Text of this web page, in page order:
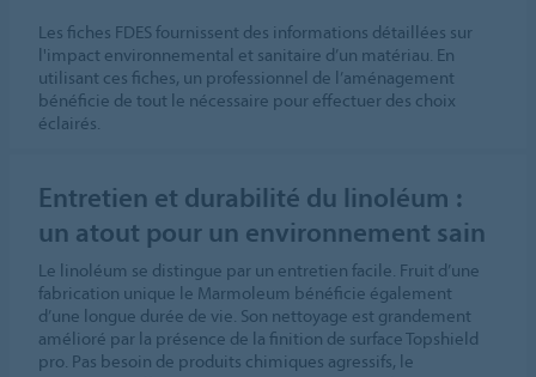
Les fiches FDES fournissent des informations détaillées sur
l'impact environnemental et sanitaire d’un matériau. En
utilisant ces fiches, un professionnel de l’aménagement
bénéficie de tout le nécessaire pour effectuer des choix
éclairés. ​
Entretien et durabilité du linoléum :
un atout pour un environnement sain
Le linoléum se distingue par un entretien facile. Fruit d’une
fabrication unique le Marmoleum bénéficie également
d’une longue durée de vie. Son nettoyage est grandement
amélioré par la présence de la finition de surface Topshield
pro. Pas besoin de produits chimiques agressifs, le